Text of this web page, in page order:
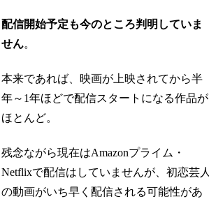
配信開始予定も今のところ判明していま
せん。
本来であれば、映画が上映されてから半
年～1年ほどで配信スタートになる作品が
ほとんど。
残念ながら現在はAmazonプライム・
Netflixで配信はしていませんが、初恋芸人
の動画がいち早く配信される可能性があ